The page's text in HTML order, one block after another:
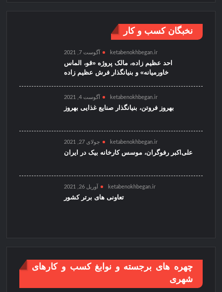
نخبگان کسب و کار
ketabenokhbegan.ir آگوست 7, 2021
احد عظیم زاده، مالک پروژه «قو، الماس
خاورمیانه» و بنیانگذار فرش عظیم زاده
ketabenokhbegan.ir آگوست 4, 2021
بهروز فروتن، بنیانگذار صنایع غذایی بهروز
ketabenokhbegan.ir جولای 27, 2021
علی‌اکبر رفوگران، موسس کارخانه بیک در ایران
ketabenokhbegan.ir آوریل 26, 2021
تعاونی های برتر کشور
چهره های برجسته و نوابغ کسب و کارهای
شهری